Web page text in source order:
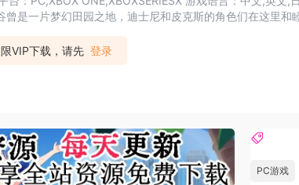
】 梦幻星谷曾是一片梦幻田园之地，迪士尼和皮克斯的角色们在这
VIP下载，请先 登录
PC游戏